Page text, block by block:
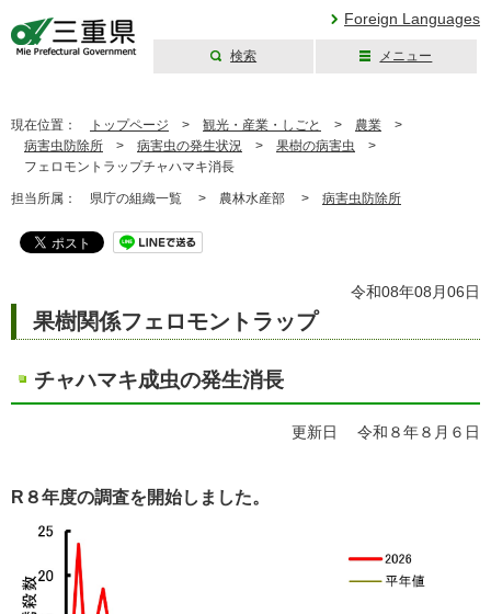
Foreign Languages
検索 メニュー
現在位置： トップページ > 観光・産業・しごと > 農業 >
病害虫防除所 > 病害虫の発生状況 > 果樹の病害虫 >
フェロモントラップチャハマキ消長
担当所属： 県庁の組織一覧 > 農林水産部 > 病害虫防除所
令和08年08月06日
果樹関係フェロモントラップ
チャハマキ成虫の発生消長
更新日 令和８年８月６日
R８年度の調査を開始しました。